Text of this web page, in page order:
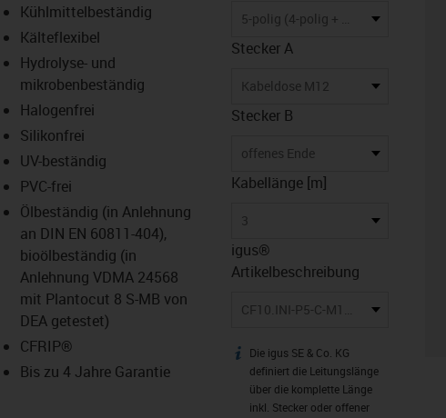
icon-lupe
icon-lupe
Kühlmittelbeständig
Kälteflexibel
Hydrolyse- und
mikrobenbeständig
Halogenfrei
Silikonfrei
UV-beständig
PVC-frei
Ölbeständig (in Anlehnung
an DIN EN 60811-404),
bioölbeständig (in
Anlehnung VDMA 24568
mit Plantocut 8 S-MB von
DEA getestet)
CFRIP®
Bis zu 4 Jahre Garantie
5-polig (4-polig + PE)
Stecker A
Kabeldose M12
Stecker B
offenes Ende
Kabellänge [m]
3
igus®
Artikelbeschreibung
CF10.INI-P5-C-M12-BG-3
igus-icon-info
Die igus SE & Co. KG
definiert die Leitungslänge
über die komplette Länge
inkl. Stecker oder offener